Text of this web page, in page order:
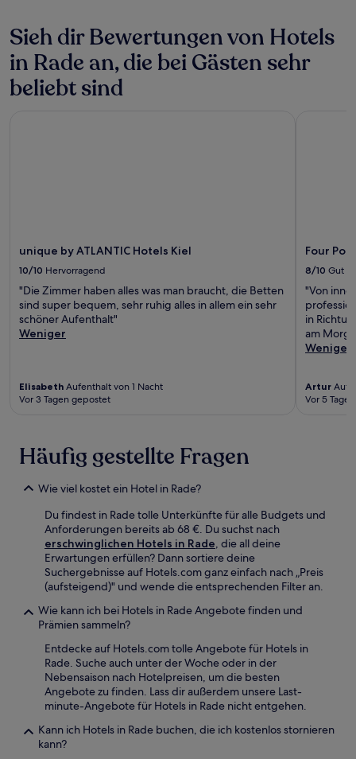
Sieh dir Bewertungen von Hotels
in Rade an, die bei Gästen sehr
beliebt sind
unique by ATLANTIC Hotels Kiel
10/10 Hervorragend
"Die Zimmer haben alles was man braucht, die Betten
sind super bequem, sehr ruhig alles in allem ein sehr
schöner Aufenthalt"
Weniger
Elisabeth Aufenthalt von 1 Nacht
Vor 3 Tagen gepostet
Four
8/10 Gut
"Von
in
am
Weniger
Artur
Vor 5
Häufig gestellte Fragen
Wie viel kostet ein Hotel in Rade?
Du findest in Rade tolle Unterkünfte für alle Budgets und
Anforderungen bereits ab 68 €. Du suchst nach
erschwinglichen Hotels in Rade, die all deine
Erwartungen erfüllen? Dann sortiere deine
Suchergebnisse auf Hotels.com ganz einfach nach „Preis
(aufsteigend)" und wende die entsprechenden Filter an.
Wie kann ich bei Hotels in Rade Angebote finden und
Prämien sammeln?
Entdecke auf Hotels.com tolle Angebote für Hotels in
Rade. Suche auch unter der Woche oder in der
Nebensaison nach Hotelpreisen, um die besten
Angebote zu finden. Lass dir außerdem unsere Last-
minute-Angebote für Hotels in Rade nicht entgehen.
Kann ich Hotels in Rade buchen, die ich kostenlos stornieren
kann?